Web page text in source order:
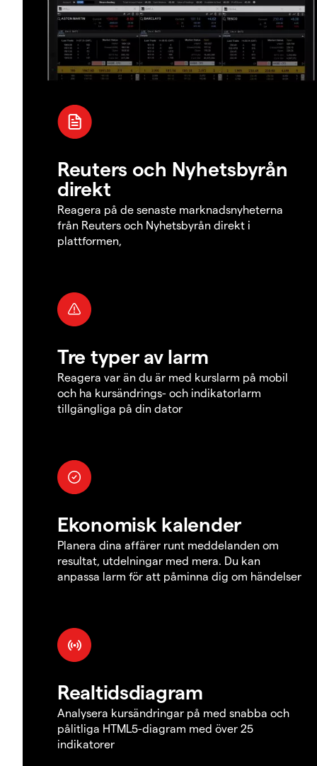
Reuters och Nyhetsbyrån
direkt
Reagera på de senaste marknadsnyheterna
från Reuters och Nyhetsbyrån direkt i
plattformen,
Tre typer av larm
Reagera var än du är med kurslarm på mobil
och ha kursändrings- och indikatorlarm
tillgängliga på din dator
Ekonomisk kalender
Planera dina affärer runt meddelanden om
resultat, utdelningar med mera. Du kan
anpassa larm för att påminna dig om händelser
Realtidsdiagram
Analysera kursändringar på med snabba och
pålitliga HTML5-diagram med över 25
indikatorer